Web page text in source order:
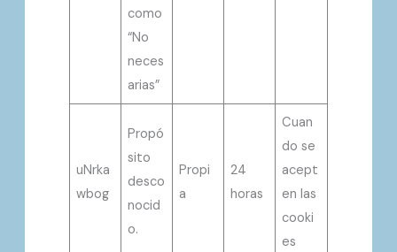
como
“No
neces
arias”
uNrka
wbog
Propó
sito
desco
nocid
o.
Propi
a
24
horas
Cuan
do se
acept
en las
cooki
es